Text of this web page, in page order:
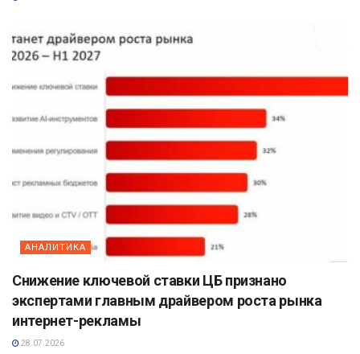
АНАЛИТИКА
Снижение ключевой ставки ЦБ признано
экспертами главным драйвером роста рынка
интернет-рекламы
28.07.2026